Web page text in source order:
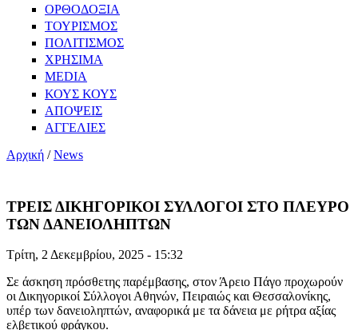
ΟΡΘΟΔΟΞΙΑ
ΤΟΥΡΙΣΜΟΣ
ΠΟΛΙΤΙΣΜΟΣ
ΧΡΗΣΙΜΑ
MEDIA
ΚΟΥΣ ΚΟΥΣ
ΑΠΟΨΕΙΣ
ΑΓΓΕΛΙΕΣ
Αρχική /News
ΤΡΕΙΣ ΔΙΚΗΓΟΡΙΚΟΙ ΣΥΛΛΟΓΟΙ ΣΤΟ ΠΛΕΥΡΟ
ΤΩΝ ΔΑΝΕΙΟΛΗΠΤΩΝ
Τρίτη, 2 Δεκεμβρίου, 2025 - 15:32
Σε άσκηση πρόσθετης παρέμβασης, στον Άρειο Πάγο προχωρούν
οι Δικηγορικοί Σύλλογοι Αθηνών, Πειραιώς και Θεσσαλονίκης,
υπέρ των δανειοληπτών, αναφορικά με τα δάνεια με ρήτρα αξίας
ελβετικού φράγκου.